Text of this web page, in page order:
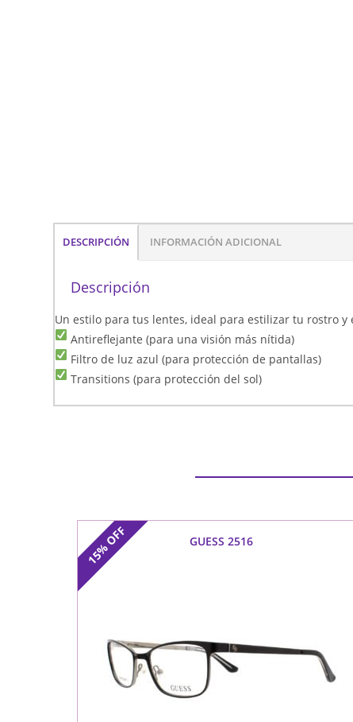
DESCRIPCIÓN INFORMACIÓN ADICIONAL
Descripción
Un estilo para tus lentes, ideal para estilizar tu rostro
Antireflejante (para una visión más nítida)
Filtro de luz azul (para protección de pantallas)
Transitions (para protección del sol)
15%
OFF GUESS 2516